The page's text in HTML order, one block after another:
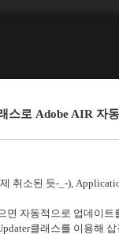
로 Adobe AIR 자
취소된 듯-_-),
면 자동적으로 업데이
클래스를 이용해